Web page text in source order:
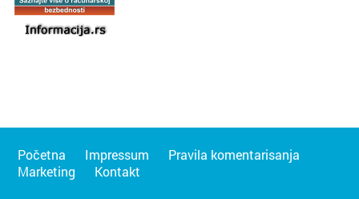
Početna Impressum
Pravila komentarisanja
Marketing
Kontakt